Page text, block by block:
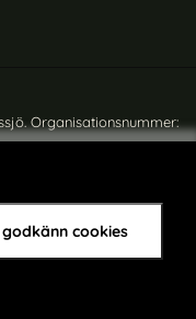
godkänn cookies
Organisationsnummer: